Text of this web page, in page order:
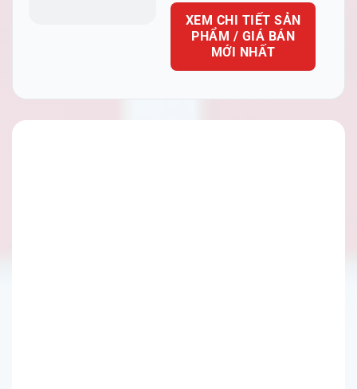
XEM CHI TIẾT SẢN
PHẨM / GIÁ BÁN
MỚI NHẤT